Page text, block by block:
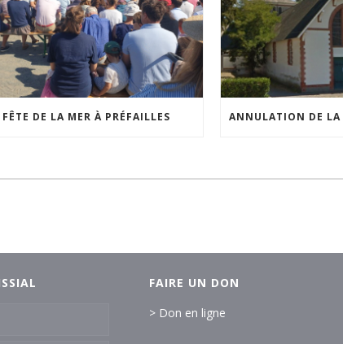
FÊTE DE LA MER À PRÉFAILLES
FAIRE UN DON
> Don en ligne